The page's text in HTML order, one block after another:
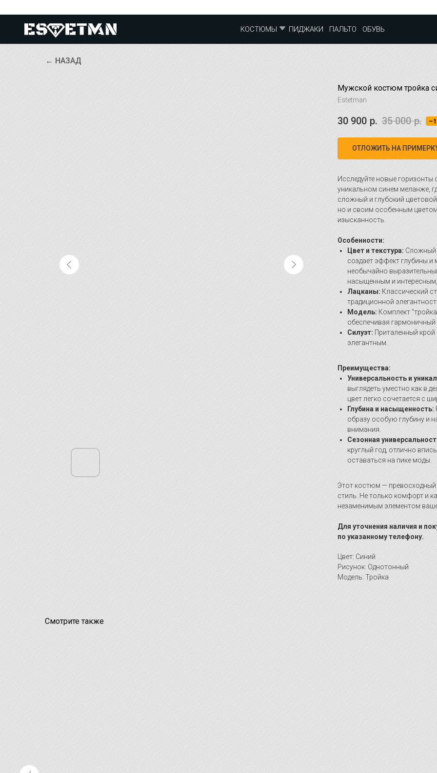
КОСТЮМЫ ПИДЖАКИ ПАЛЬТО ОБУВЬ
← НАЗАД
Мужской костюм тройка
Estetman
30 900 р. 35 000 р.
ОТЛОЖИТЬ НА
Исследуйте новые
уникальном синем меланже,
сложный и глубокий
но и своим особенным
изысканность.
Особенности:
Цвет и текстура: Сложный
создает эффект глубины и
необычайно
насыщенным и
Лацканы: Классический
традиционной
Модель:Комплект
обеспечивая гармоничный
Силуэт: Приталенный крой
элегантным.
Преимущества:
Универсальность и
выглядеть уместно как в
цвет легко сочетается с
Глубина и насыщенность:
образу особую глубину и
внимания.
Сезонная
круглый год, отлично
оставаться на пике моды.
Этот костюм —
стиль. Не только комфорт и
незаменимым элементом
Для уточнения наличия и
по указанному телефону.
Цвет: Синий
Рисунок: Однотонный
Модель: Тройка
Смотрите также